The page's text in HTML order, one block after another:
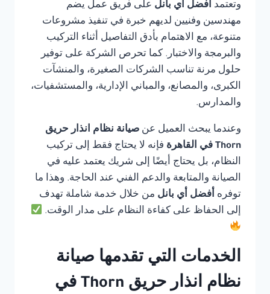
وتعتمد أفضل أي بانل على فريق عمل يضم
مهندسين وفنيين لديهم خبرة في تنفيذ مشروعات
متنوعة، مع الاهتمام بأدق التفاصيل أثناء التركيب
والبرمجة والاختبار. كما تحرص الشركة على توفير
حلول مرنة تناسب الشركات الصغيرة، والمنشآت
الكبرى، والمصانع، والمباني الإدارية، والمستشفيات،
والمدارس.
وعندما يبحث العميل عن صيانة نظام انذار حريق
Thorn في القاهرة
فإنه لا يحتاج فقط إلى تركيب
النظام، بل يحتاج أيضًا إلى شريك يعتمد عليه في
الصيانة والمتابعة والدعم الفني عند الحاجة. وهذا ما
توفره أفضل أي بانل من خلال خدمة شاملة تهدف
إلى الحفاظ على كفاءة النظام على مدار الوقت.
الخدمات التي تقدمها صيانة
نظام انذار حريق Thorn في